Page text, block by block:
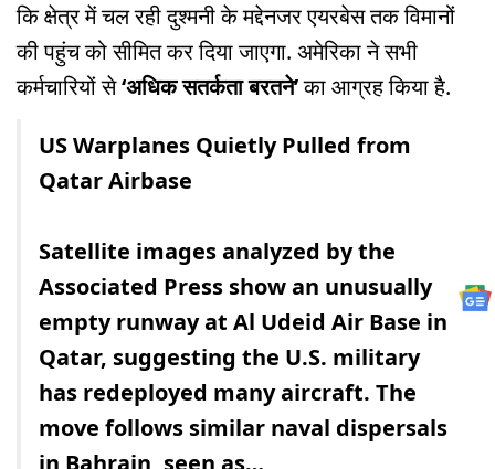
कि क्षेत्र में चल रही दुश्मनी के मद्देनजर एयरबेस तक विमानों
की पहुंच को सीमित कर दिया जाएगा. अमेरिका ने सभी
कर्मचारियों से‘अधिक सतर्कता बरतने’का आग्रह किया है.
US Warplanes Quietly Pulled from
Qatar Airbase
Satellite images analyzed by the
Associated Press show an unusually
empty runway at Al Udeid Air Base in
Qatar, suggesting the U.S. military
has redeployed many aircraft. The
move follows similar naval dispersals